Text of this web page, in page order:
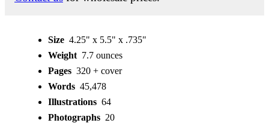
Size 4.25" x 5.5" x .735"
Weight 7.7 ounces
Pages 320 + cover
Words 45,478
Illustrations 64
Photographs 20